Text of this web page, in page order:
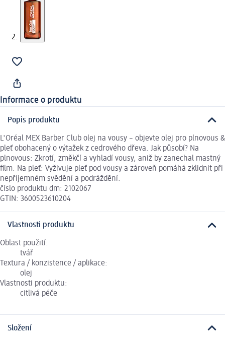
Informace o produktu
Popis produktu
L'Oréal MEX Barber Club olej na vousy – objevte olej pro plnovous &
pleť obohacený o výtažek z cedrového dřeva. Jak působí? Na
plnovous: Zkrotí, změkčí a vyhladí vousy, aniž by zanechal mastný
film. Na pleť: Vyživuje pleť pod vousy a zároveň pomáhá zklidnit při
nepříjemném svědění a podráždění.
číslo produktu dm: 2102067
GTIN: 3600523610204
Vlastnosti produktu
Oblast použití:
tvář
Textura / konzistence / aplikace:
olej
Vlastnosti produktu:
citlivá péče
Složení